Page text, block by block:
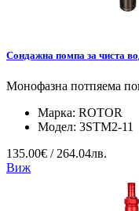
Сондажна помпа за чиста
Монофазна потпяема
Марка: ROTOR
Модел: 3STM2-11
135.00€ / 264.04лв.
Виж